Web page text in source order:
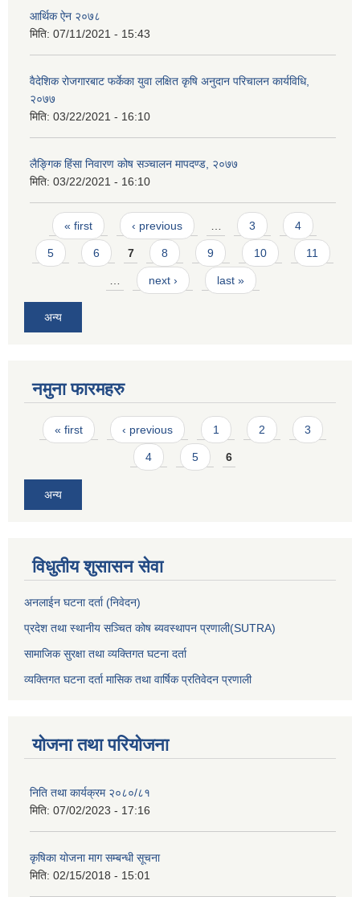
आर्थिक ऐन २०७८
मिति: 07/11/2021 - 15:43
वैदेशिक रोजगारबाट फर्केका युवा लक्षित कृषि अनुदान परिचालन कार्यविधि,
२०७७
मिति: 03/22/2021 - 16:10
लैङ्गिक हिंसा निवारण कोष सञ्चालन मापदण्ड, २०७७
मिति: 03/22/2021 - 16:10
Pages
« first ‹ previous 3 4
5 6 7 8 9 10 11
next › last »
अन्य
नमुना फारमहरु
Pages
« first ‹ previous 1 2 3
4 5 6
अन्य
विधुतीय शुसासन सेवा
अनलाईन घटना दर्ता (निवेदन)
प्रदेश तथा स्थानीय सञ्चित कोष ब्यवस्थापन प्रणाली(SUTRA)
सामाजिक सुरक्षा तथा व्यक्तिगत घटना दर्ता
व्यक्तिगत घटना दर्ता मासिक तथा वार्षिक प्रतिवेदन प्रणाली
योजना तथा परियोजना
निति तथा कार्यक्रम २०८०/८१
मिति: 07/02/2023 - 17:16
कृषिका योजना माग सम्बन्धी सूचना
मिति: 02/15/2018 - 15:01